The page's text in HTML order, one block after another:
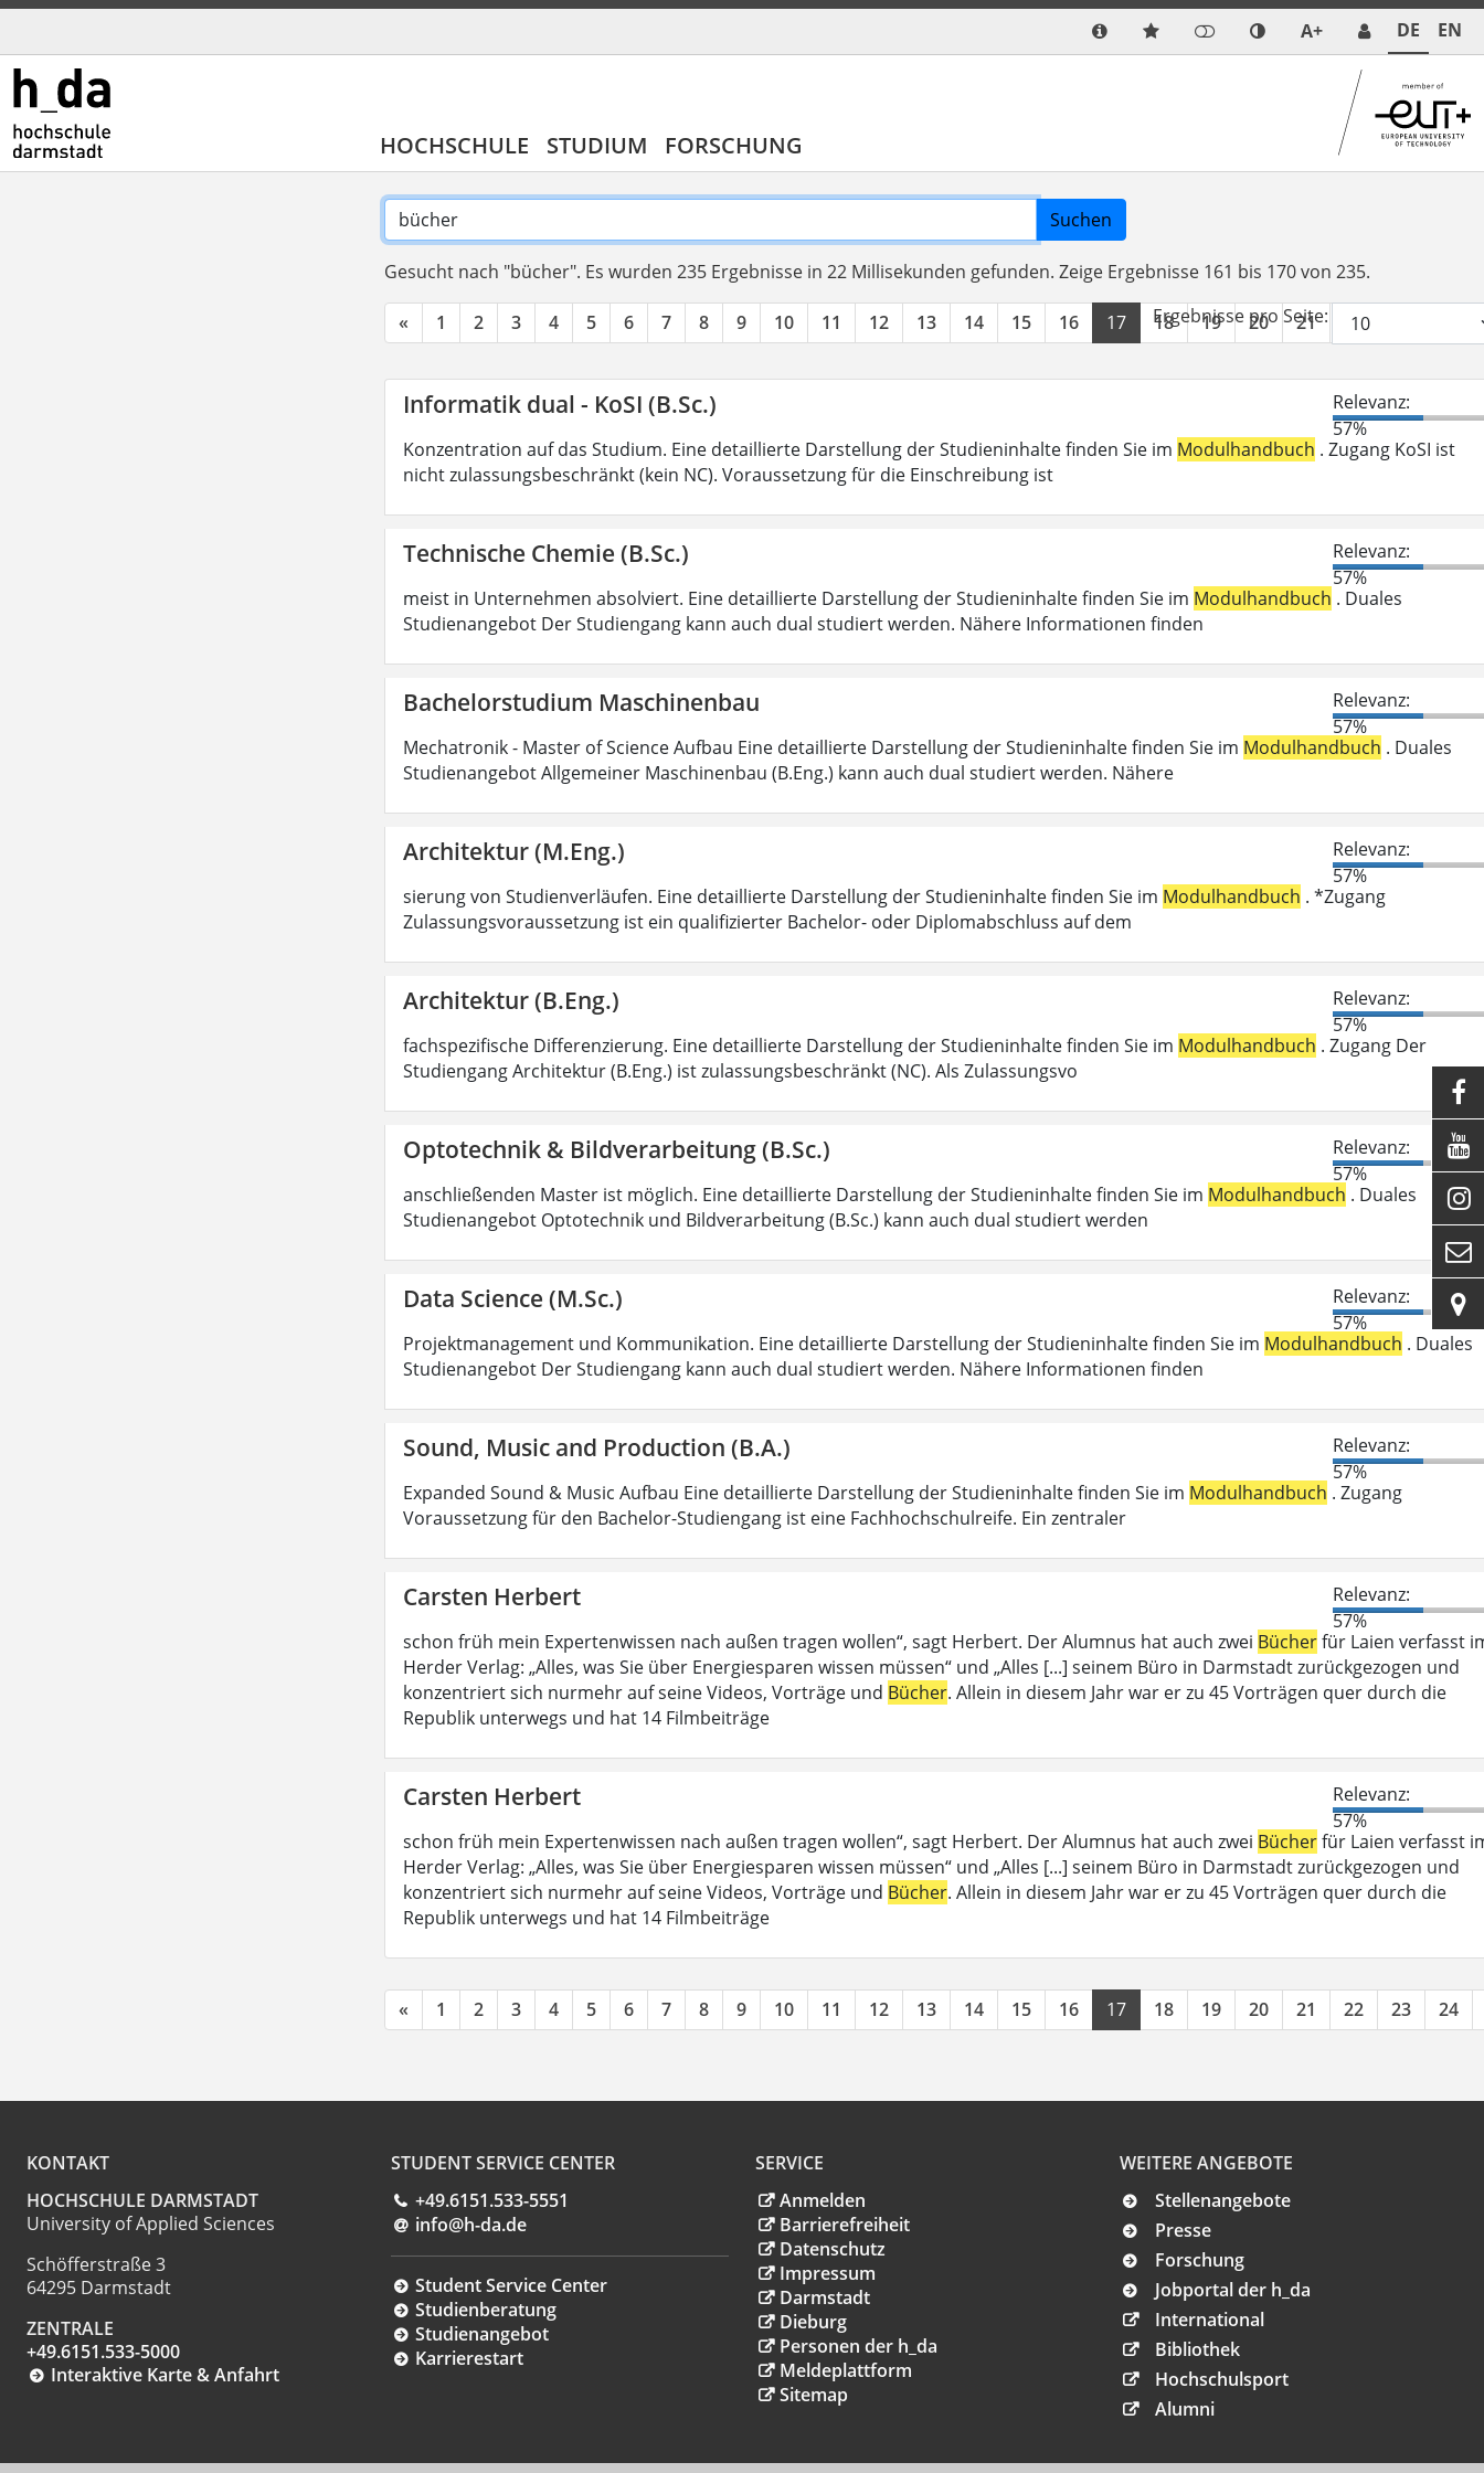
A+ DE EN
HOCHSCHULE STUDIUM FORSCHUNG
Suchen
Gesucht nach "bücher". Es wurden 235 Ergebnisse in 22 Millisekunden gefunden. Zeige Ergebnisse 161 bis 170 von 235.
« 1 2 3 4 5 6 7 8 9 10 11 12 13 14 15 16 17 18 19 20 21 22
Ergebnisse pro Seite:
Informatik dual - KoSI (B.Sc.)
Relevanz:
57%
Konzentration auf das Studium. Eine detaillierte Darstellung der Studieninhalte finden Sie im Modulhandbuch . Zugang KoSI ist
nicht zulassungsbeschränkt (kein NC). Voraussetzung für die Einschreibung ist
Technische Chemie (B.Sc.)
Relevanz:
57%
meist in Unternehmen absolviert. Eine detaillierte Darstellung der Studieninhalte finden Sie im Modulhandbuch . Duales
Studienangebot Der Studiengang kann auch dual studiert werden. Nähere Informationen finden
Bachelorstudium Maschinenbau
Relevanz:
57%
Mechatronik - Master of Science Aufbau Eine detaillierte Darstellung der Studieninhalte finden Sie im Modulhandbuch . Duales
Studienangebot Allgemeiner Maschinenbau (B.Eng.) kann auch dual studiert werden. Nähere
Architektur (M.Eng.)
Relevanz:
57%
sierung von Studienverläufen. Eine detaillierte Darstellung der Studieninhalte finden Sie im Modulhandbuch . *Zugang
Zulassungsvoraussetzung ist ein qualifizierter Bachelor- oder Diplomabschluss auf dem
Architektur (B.Eng.)
Relevanz:
57%
fachspezifische Differenzierung. Eine detaillierte Darstellung der Studieninhalte finden Sie im Modulhandbuch . Zugang Der
Studiengang Architektur (B.Eng.) ist zulassungsbeschränkt (NC). Als Zulassungsvo
Optotechnik & Bildverarbeitung (B.Sc.)
Relevanz:
57%
anschließenden Master ist möglich. Eine detaillierte Darstellung der Studieninhalte finden Sie im Modulhandbuch . Duales
Studienangebot Optotechnik und Bildverarbeitung (B.Sc.) kann auch dual studiert werden
Data Science (M.Sc.)
Relevanz:
57%
Projektmanagement und Kommunikation. Eine detaillierte Darstellung der Studieninhalte finden Sie im Modulhandbuch . Duales
Studienangebot Der Studiengang kann auch dual studiert werden. Nähere Informationen finden
Sound, Music and Production (B.A.)
Relevanz:
57%
Expanded Sound & Music Aufbau Eine detaillierte Darstellung der Studieninhalte finden Sie im Modulhandbuch . Zugang
Voraussetzung für den Bachelor-Studiengang ist eine Fachhochschulreife. Ein zentraler
Carsten Herbert
Relevanz:
57%
schon früh mein Expertenwissen nach außen tragen wollen“, sagt Herbert. Der Alumnus hat auch zwei Bücherfür Laien verfasst
Herder Verlag: „Alles, was Sie über Energiesparen wissen müssen“ und „Alles [...] seinem Büro in Darmstadt zurückgezogen und
konzentriert sich nurmehr auf seine Videos, Vorträge und Bücher. Allein in diesem Jahr war er zu 45 Vorträgen quer durch die
Republik unterwegs und hat 14 Filmbeiträge
Carsten Herbert
Relevanz:
57%
schon früh mein Expertenwissen nach außen tragen wollen“, sagt Herbert. Der Alumnus hat auch zwei Bücherfür Laien verfasst
Herder Verlag: „Alles, was Sie über Energiesparen wissen müssen“ und „Alles [...] seinem Büro in Darmstadt zurückgezogen und
konzentriert sich nurmehr auf seine Videos, Vorträge und Bücher. Allein in diesem Jahr war er zu 45 Vorträgen quer durch die
Republik unterwegs und hat 14 Filmbeiträge
« 1 2 3 4 5 6 7 8 9 10 11 12 13 14 15 16 17 18 19 20 21 22 23 24
KONTAKT
HOCHSCHULE DARMSTADT
University of Applied Sciences
Schöfferstraße 3
64295 Darmstadt
ZENTRALE
+49.6151.533-5000
Interaktive Karte & Anfahrt
STUDENT SERVICE CENTER
+49.6151.533-5551
info@h-da.de
Student Service Center
Studienberatung
Studienangebot
Karrierestart
SERVICE
Anmelden
Barrierefreiheit
Datenschutz
Impressum
Darmstadt
Dieburg
Personen der h_da
Meldeplattform
Sitemap
WEITERE ANGEBOTE
Stellenangebote
Presse
Forschung
Jobportal der h_da
International
Bibliothek
Hochschulsport
Alumni




